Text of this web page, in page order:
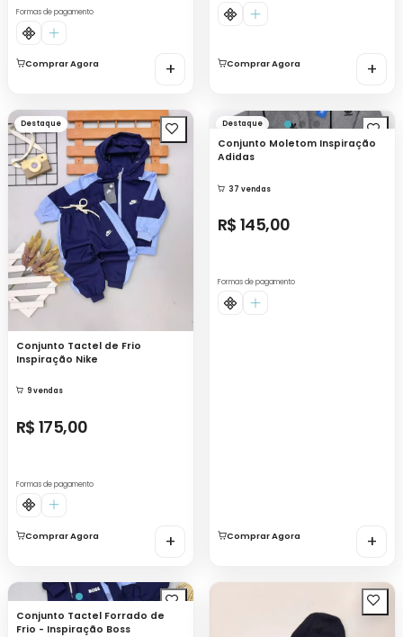
Formas de pagamento
Comprar Agora + Comprar Agora +
Destaque
Conjunto Tactel de Frio
Inspiração Nike
9 vendas
R$ 175,00
Formas de pagamento
Comprar Agora +
Destaque
Conjunto Moletom Inspiração
Adidas
37 vendas
R$ 145,00
Formas de pagamento
Comprar Agora +
Conjunto Tactel Forrado de
Frio - Inspiração Boss